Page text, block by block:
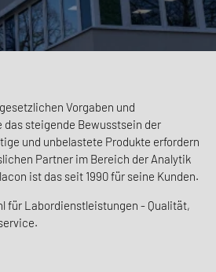
Vorgaben und
steigende Bewusstsein der
und unbelastete Produkte erfordern
Partner im Bereich der Analytik
ist das seit 1990 für seine Kunden.
für Labordienstleistungen - Qualität,